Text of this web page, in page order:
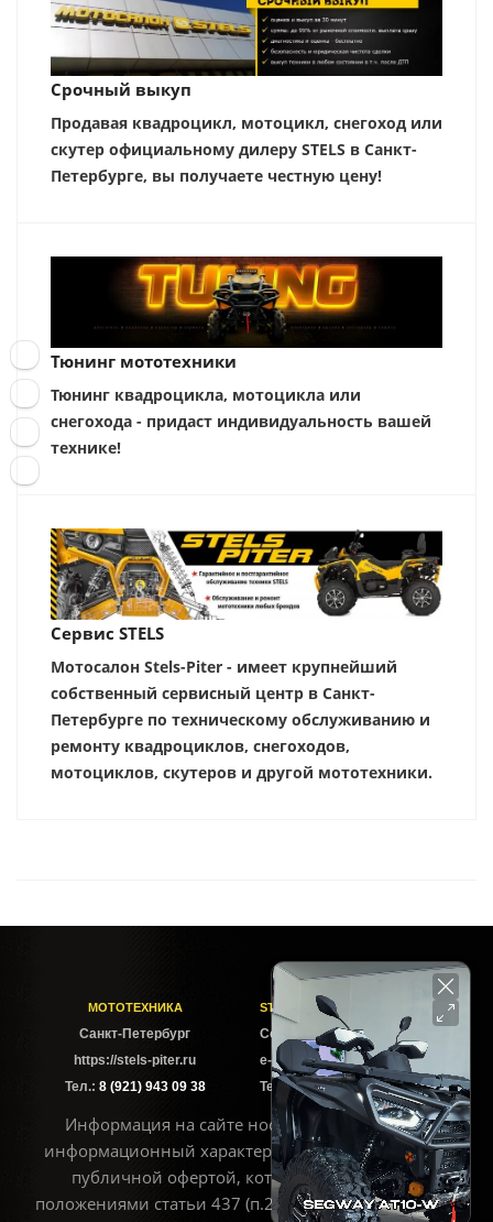
Срочный выкуп
Продавая квадроцикл, мотоцикл, снегоход или
скутер официальному дилеру STELS в Санкт-
Петербурге, вы получаете честную цену!
Тюнинг мототехники
Тюнинг квадроцикла, мотоцикла или
снегохода - придаст индивидуальность вашей
технике!
Сервис STELS
Мотосалон Stels-Piter - имеет крупнейший
собственный сервисный центр в Санкт-
Петербурге по техническому обслуживанию и
ремонту квадроциклов, снегоходов,
мотоциклов, скутеров и другой мототехники.
МОТОТЕХНИКА
Cанкт-Петербург
https://stels-piter.ru
Тел.: 8 (921) 943 09 38
STELS-PITER СОФИЙСКАЯ
Софийская ул. 6Б
e-mail: sales@stels-piter.ru
Тел.:8 (921) 943 09 38
Информация на сайте носит исключительно
информационный характер и не может считаться
публичной офертой, которая определяется
положениями статьи 437 (п.2) ГК РФ. Для получения